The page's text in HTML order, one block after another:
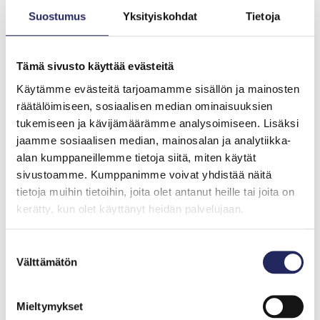
Suostumus Yksityiskohdat Tietoja
Tämä sivusto käyttää evästeitä
Käytämme evästeitä tarjoamamme sisällön ja mainosten
räätälöimiseen, sosiaalisen median ominaisuuksien
tukemiseen ja kävijämäärämme analysoimiseen. Lisäksi
jaamme sosiaalisen median, mainosalan ja analytiikka-
alan kumppaneillemme tietoja siitä, miten käytät
sivustoamme. Kumppanimme voivat yhdistää näitä
tietoja muihin tietoihin, joita olet antanut heille tai joita on
kerätty, kun olet käyttänyt heidän palvelujaan.
valinta
Välttämätön
Mieltymykset
kipsikäsittely jopa puolittaa pellolta syntyvät
Säätiön hankkeessa otettiin myös maaperä- ja
vesinäytteitä, jotta lisätietoa kipsikäsittelyn
vaikutusta maaperään ja valumaveden laatuun
saadaan paikallisesti. Projektiin osallistuneilta viljelijöiltä
kerätään jatkossakin havaintoja kipsin vaikutuksista
heidän peltoihinsa. Tietoja jaetaan tutkijoiden,
paikallisviranomaisten ja viljelijäneuvontajärjestön
kanssa, ja näin lisätään tietämystä kipsikäsittelyiden
toimivuudesta alueella sekä edistetään menetelmän
laajempaa jalkauttamista. Yhteistyö näiden
menetelmä saadaan alueella käyttöön suuremmassa
mittakaavassa.
Säätiön Ahvenanmaan kipsihanke lisäsi menetelmän